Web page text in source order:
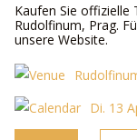
Kaufen Sie offizielle
Rudolfinum, Prag.
unsere Website.
Di. 13